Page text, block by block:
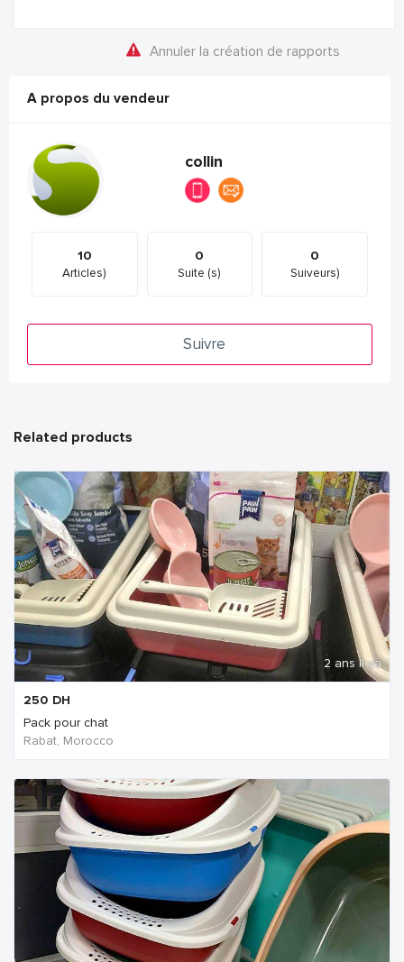
Annuler la création de rapports
A propos du vendeur
collin
10
Articles)
0
Suite (s)
0
Suiveurs)
Suivre
Related products
2 ans Il ya
250 DH
Pack pour chat
Rabat, Morocco